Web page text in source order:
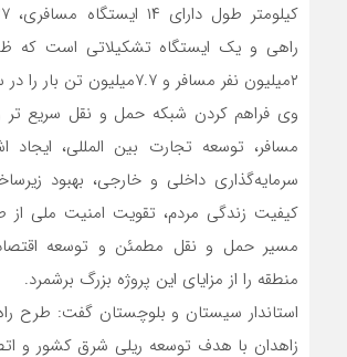
راهی و یک ایستگاه تشکیلاتی است که
۲میلیون نفر مسافر و ۷.۷میلیون تن بار را در سال دارد.
وی فراهم کردن شبکه حمل و نقل سریع تر و
مسافر، توسعه تجارت بین المللی،
سرمایه‌گذاری داخلی و خارجی، بهبود
کیفیت زندگی مردم، تقویت امنیت ملی از
مسیر حمل و نقل مطمئن و توسعه
منطقه را از مزایای این پروژه بزرگ برشمرد.
استاندار سیستان و بلوچستان گفت: طرح
زاهدان با هدف توسعه ریلی شرق کشور و